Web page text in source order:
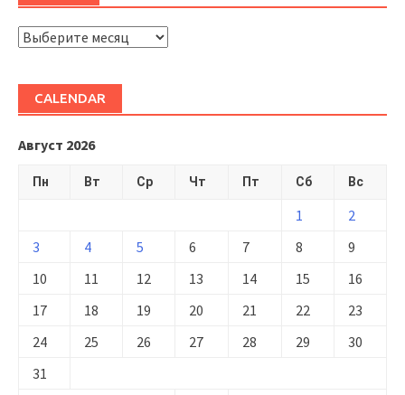
ARHIVĂ
CALENDAR
Август 2026
Пн Вт Ср Чт Пт Сб Вс
1
2
3
4 5 6 7 8
9
10
11 12 13 14 15
16
17
18 19 20 21 22
23
24
25 26 27 28 29
30
31